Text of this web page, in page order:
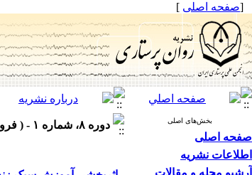
[صفحه اصلی ]
بخش‌های اصلی
صفحه اصلی
اطلاعات نشریه
آرشیو مجله و مقالات
دوره ۸، شماره ۱ - ( فروردین و اردیبهشت ۱۳۹۹ )